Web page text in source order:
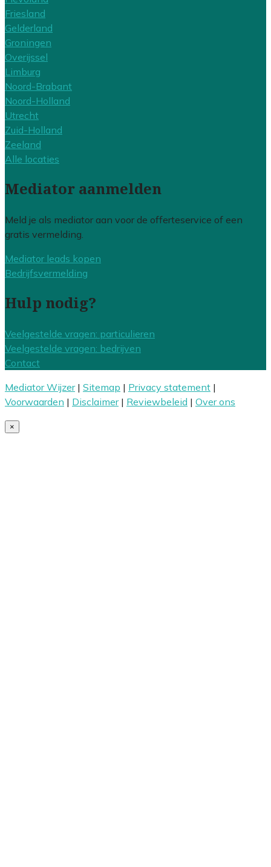
Friesland
Gelderland
Groningen
Overijssel
Limburg
Noord-Brabant
Noord-Holland
Utrecht
Zuid-Holland
Zeeland
Alle locaties
Mediator aanmelden
Meld je als mediator aan voor de offerteservice of een
gratis vermelding.
Mediator leads kopen
Bedrijfsvermelding
Hulp nodig?
Veelgestelde vragen: particulieren
Veelgestelde vragen: bedrijven
Contact
Mediator Wijzer| Sitemap | Privacy statement |
Voorwaarden | Disclaimer| Reviewbeleid | Over ons
×